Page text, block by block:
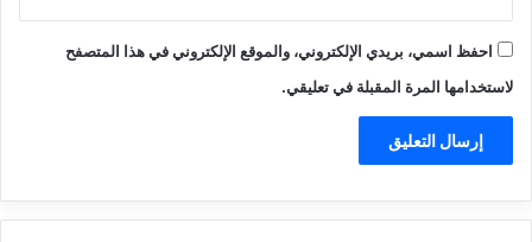
احفظ اسمي، بريدي الإلكتروني، والموقع الإلكتروني في هذا المتصفح
لاستخدامها المرة المقبلة في تعليقي.